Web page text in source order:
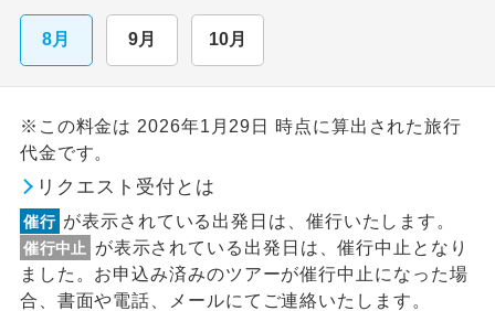
8月 9月 10月
※この料金は 2026年1月29日 時点に算出された旅行
代金です。
リクエスト受付とは
催行 が表示されている出発日は、催行いたします。
催行中止
が表示されている出発日は、催行中止となり
ました。お申込み済みのツアーが催行中止になった場
合、書面や電話、メールにてご連絡いたします。